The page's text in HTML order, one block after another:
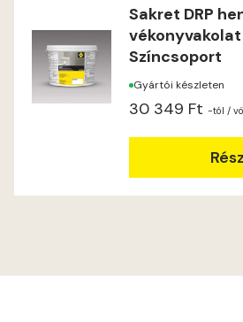
Lilac E
Lime C
Lime D
Lime E
Sakret DRP
Színcsoport
Gyártói készleten
30 349 Ft -tól /